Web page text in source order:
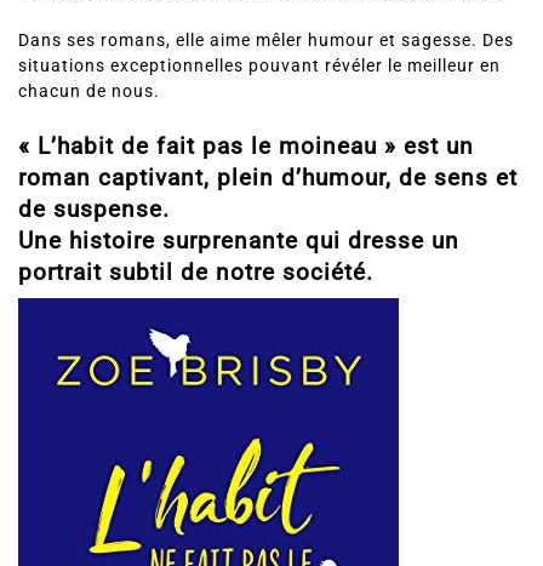
Dans ses romans, elle aime mêler humour et sagesse. Des
situations exceptionnelles pouvant révéler le meilleur en
chacun de nous.
« L’habit de fait pas le moineau » est un
roman captivant, plein d’humour, de sens et
de suspense.
Une histoire surprenante qui dresse un
portrait subtil de notre société.